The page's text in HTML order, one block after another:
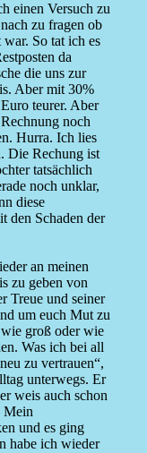
einen Versuch zu
zu fragen ob
So tat ich es
da
die uns zur
Aber mit 30%
teurer. Aber
noch
Hurra. Ich lies
Die Rechung ist
tatsächlich
noch unklar,
diese
den Schaden der
an meinen
zu geben von
Treue und seiner
um euch Mut zu
groß oder wie
Was ich bei all
zu vertrauen“,
unterwegs. Er
weis auch schon
Mein
und es ging
habe ich wieder